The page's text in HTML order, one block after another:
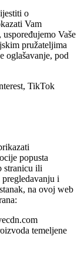
o
Vam
Vaše
pružateljima
oglašavanje, pod
TikTok
popusta
stranicu ili
i
na ovoj web
temeljene